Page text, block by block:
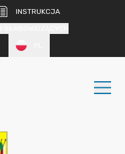
INSTRUKCJA